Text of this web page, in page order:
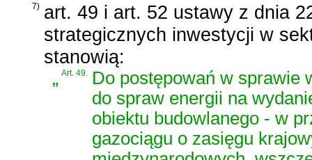
7) art. 49 i art. 52 ustawy z dnia
strategicznych inwestycji w
stanowią:
„Art. 49.
Do postępowań w sprawie
do spraw energii na
obiektu budowlanego - w
gazociągu o zasięgu